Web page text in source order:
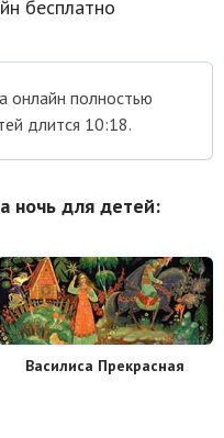
бесплатно
онлайн полностью
длится 10:18.
ночь для детей:
Василиса Прекрасная